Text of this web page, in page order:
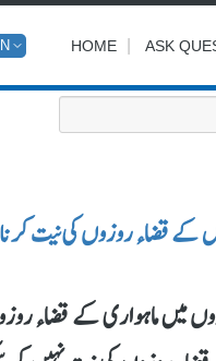
HOME ASK
کے قضاء روزوں کی نیت
ماہواری کے قضاء